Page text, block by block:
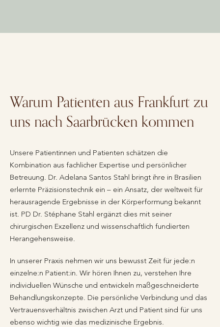
Warum Patienten aus Frankfurt zu
uns nach Saarbrücken kommen
Unsere Patientinnen und Patienten schätzen die
Kombination aus fachlicher Expertise und persönlicher
Betreuung. Dr. Adelana Santos Stahl bringt ihre in Brasilien
erlernte Präzisionstechnik ein – ein Ansatz, der weltweit für
herausragende Ergebnisse in der Körperformung bekannt
ist. PD Dr. Stéphane Stahl ergänzt dies mit seiner
chirurgischen Exzellenz und wissenschaftlich fundierten
Herangehensweise.
In unserer Praxis nehmen wir uns bewusst Zeit für jede:n
einzelne:n Patient:in. Wir hören Ihnen zu, verstehen Ihre
individuellen Wünsche und entwickeln maßgeschneiderte
Behandlungskonzepte. Die persönliche Verbindung und das
Vertrauensverhältnis zwischen Arzt und Patient sind für uns
ebenso wichtig wie das medizinische Ergebnis.